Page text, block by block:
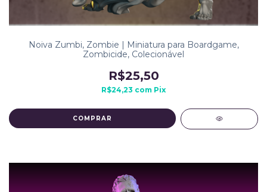
Noiva Zumbi, Zombie | Miniatura para Boardgame,
Zombicide, Colecionável
R$25,50
R$24,23 com Pix
COMPRAR